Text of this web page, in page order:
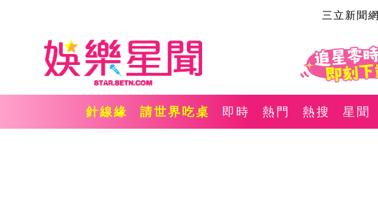
三立新聞網
針線緣 請世界吃桌 即時 熱門 熱搜 星聞